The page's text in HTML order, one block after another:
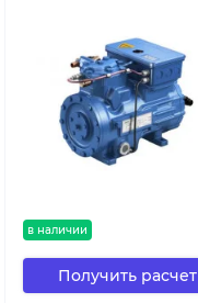
в наличии
Получить расчет